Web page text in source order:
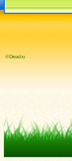
© Dread.ru